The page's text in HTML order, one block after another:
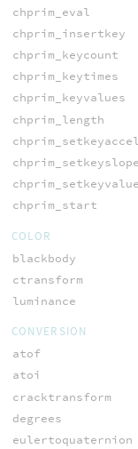
chprim_eval
chprim_insertkey
chprim_keycount
chprim_keytimes
chprim_keyvalues
chprim_length
chprim_setkeyaccel
chprim_setkeyslope
chprim_setkeyvalue
chprim_start
COLOR
blackbody
ctransform
luminance
CONVERSION
atof
atoi
cracktransform
degrees
eulertoquaternion